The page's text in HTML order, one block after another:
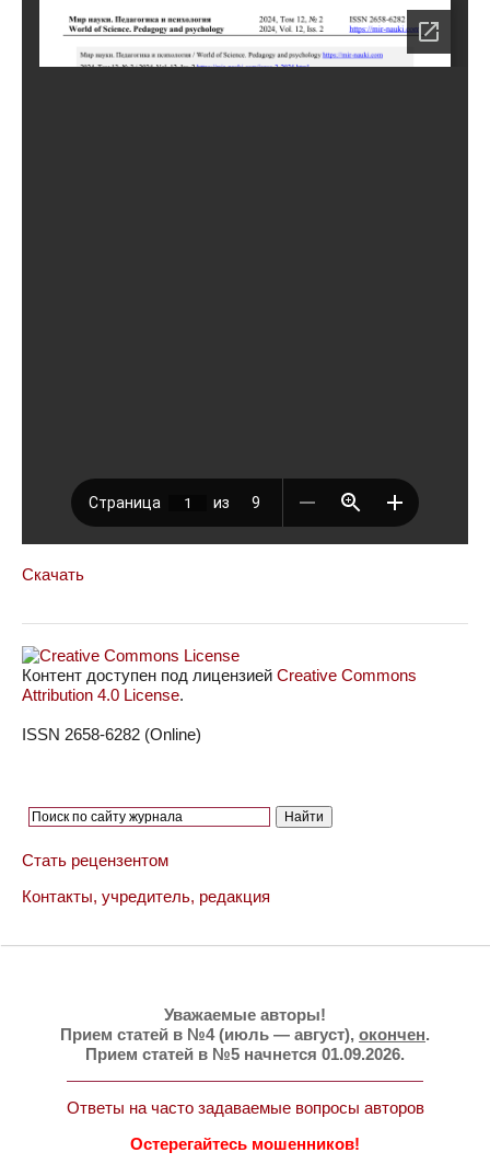
Скачать
Контент доступен под лицензией Creative Commons
Attribution 4.0 License.
ISSN 2658-6282 (Online)
Стать рецензентом
Контакты, учредитель, редакция
Уважаемые авторы!
Прием статей в №4 (июль — август), окончен.
Прием статей в №5 начнется 01.09.2026.
Ответы на часто задаваемые вопросы авторов
Остерегайтесь мошенников!